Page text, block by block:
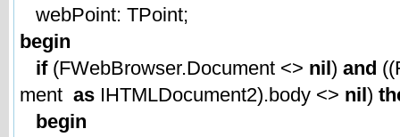
webPoint: TPoint;
begin
if(FWebBrowser.Document <> nil) and
ment as IHTMLDocument2).body <> nil)
begin